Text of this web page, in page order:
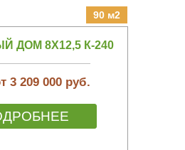
90 м2
ДОМ 8Х12,5 К-240
3 209 000 руб.